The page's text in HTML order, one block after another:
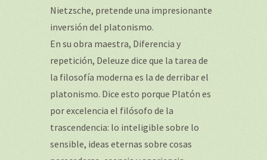
Nietzsche, pretende una impresionante
inversión del platonismo.
En su obra maestra, Diferencia y
repetición, Deleuze dice que la tarea de
la filosofía moderna es la de derribar el
platonismo. Dice esto porque Platón es
por excelencia el filósofo de la
trascendencia: lo inteligible sobre lo
sensible, ideas eternas sobre cosas